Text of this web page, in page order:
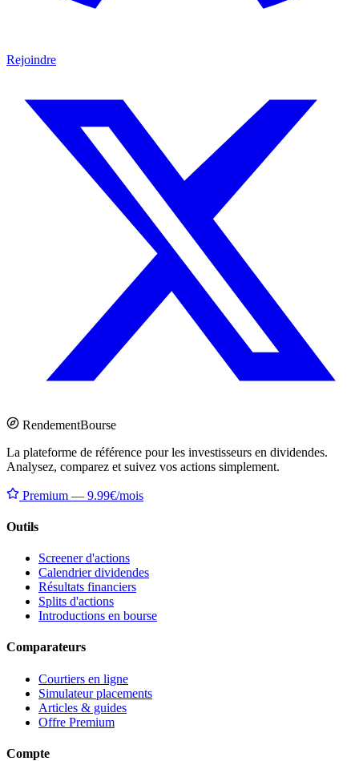
Rejoindre
RendementBourse
La plateforme de référence pour les investisseurs en dividendes.
Analysez, comparez et suivez vos actions simplement.
Premium — 9.99€/mois
Outils
Screener d'actions
Calendrier dividendes
Résultats financiers
Splits d'actions
Introductions en bourse
Comparateurs
Courtiers en ligne
Simulateur placements
Articles & guides
Offre Premium
Compte